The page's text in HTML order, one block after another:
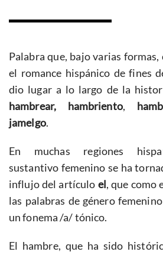
Palabra que, bajo varias
el romance hispánico de fines
dio lugar a lo largo de la
hambrear, hambriento,
jamelgo.
En muchas regiones
sustantivo femenino se ha
influjo del artículo el, que como
las palabras de género
un fonema /a/ tónico.
El hambre, que ha sido